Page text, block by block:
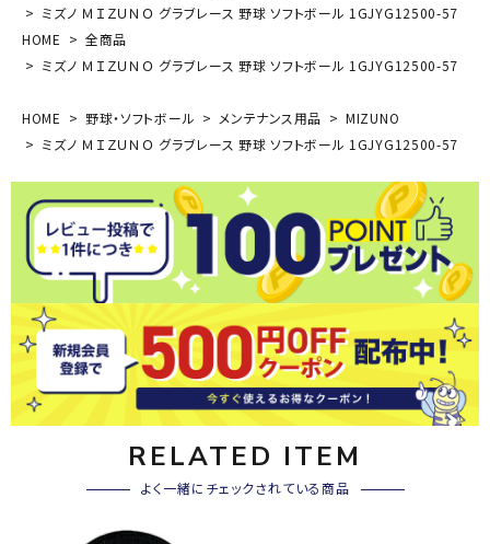
ミズノ ＭＩＺＵＮＯ グラブレース 野球 ソフトボール 1GJYG12500-57
HOME
全商品
ミズノ ＭＩＺＵＮＯ グラブレース 野球 ソフトボール 1GJYG12500-57
HOME 野球・ソフトボール メンテナンス用品
MIZUNO
ミズノ ＭＩＺＵＮＯ グラブレース 野球 ソフトボール 1GJYG12500-57
RELATED ITEM
よく一緒にチェックされている商品